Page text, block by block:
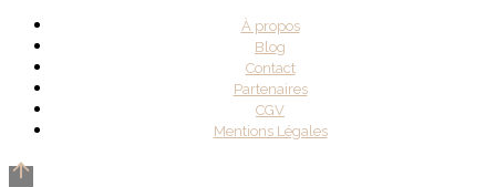
À propos
Blog
Contact
Partenaires
CGV
Mentions Légales